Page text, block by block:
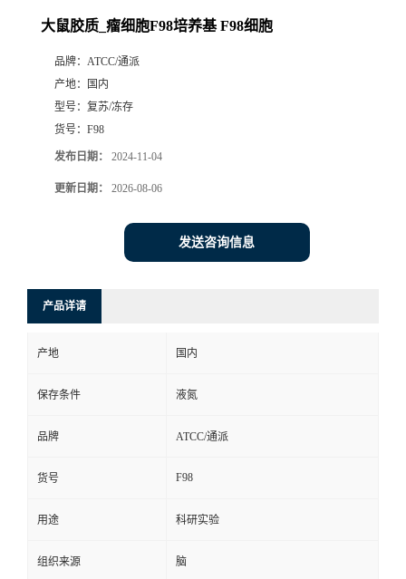
大鼠胶质_瘤细胞F98培养基 F98细胞
品牌： ATCC/通派
产地：
国内
型号： 复苏/冻存
货号： F98
发布日期： 2024-11-04
更新日期： 2026-08-06
发送咨询信息
产品详请
产地 国内
保存条件 液氮
品牌 ATCC/通派
货号 F98
用途 科研实验
组织来源 脑